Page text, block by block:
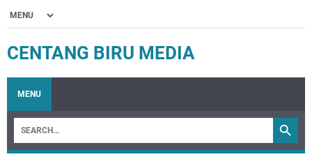
CENTANG BIRU MEDIA
MENU